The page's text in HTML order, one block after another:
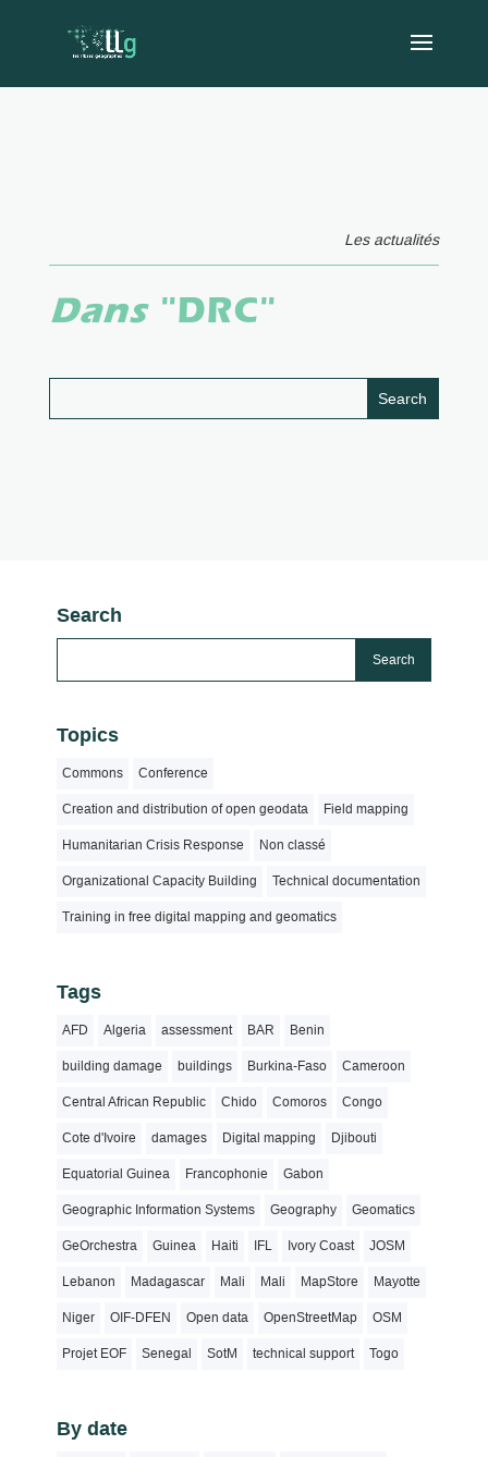
Les actualités
Dans"DRC"
Search
Topics
Commons Conference
Creation and distribution of open geodata Field mapping
Humanitarian Crisis Response Non classé
Organizational Capacity Building Technical documentation
Training in free digital mapping and geomatics
Tags
AFD Algeria assessment BAR Benin
building damage buildings Burkina-Faso Cameroon
Central African Republic Chido Comoros Congo
Cote d'Ivoire damages Digital mapping Djibouti
Equatorial Guinea Francophonie Gabon
Geographic Information Systems Geography Geomatics
GeOrchestra Guinea Haiti IFL Ivory Coast JOSM
Lebanon Madagascar Mali Mali MapStore Mayotte
Niger OIF-DFEN Open data OpenStreetMap OSM
Projet EOF Senegal SotM technical support Togo
By date